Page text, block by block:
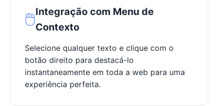
🖱️Integração com Menu de
Contexto
Selecione qualquer texto e clique com o
botão direito para destacá-lo
instantaneamente em toda a web para uma
experiência perfeita.